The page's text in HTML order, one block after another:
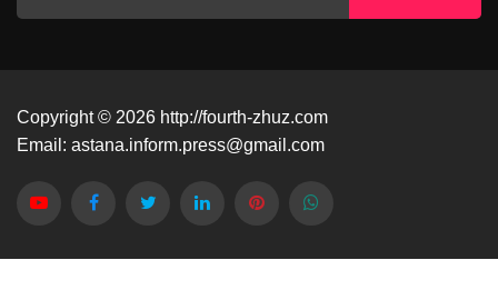
Copyright © 2026 http://fourth-zhuz.com
Email: astana.inform.press@gmail.com